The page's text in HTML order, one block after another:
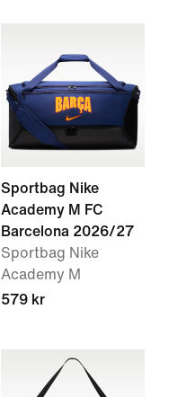
Sportbag Nike
Academy M FC
Barcelona 2026/27
Sportbag Nike
Academy M
579 kr